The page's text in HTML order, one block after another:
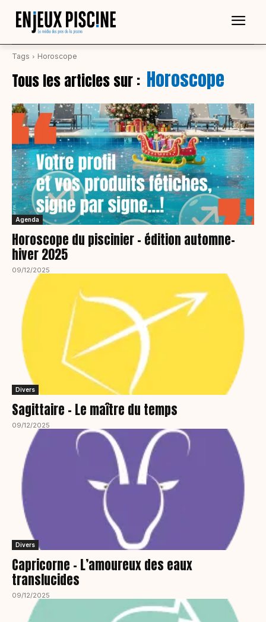
Tags Horoscope
Tous les articles sur : Horoscope
Agenda
Horoscope du piscinier – édition automne-
hiver 2025
09/12/2025
Divers
Sagittaire – Le maître du temps
09/12/2025
Divers
Capricorne – L’amoureux des eaux
translucides
09/12/2025